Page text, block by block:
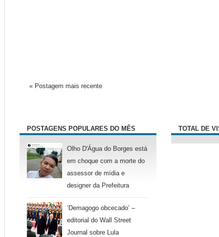
« Postagem mais recente
POSTAGENS POPULARES DO MÊS
Olho D'Água do Borges está
em choque com a morte do
assessor de mídia e
designer da Prefeitura
‘Demagogo obcecado’ –
editorial do Wall Street
Journal sobre Lula
TOTAL DE